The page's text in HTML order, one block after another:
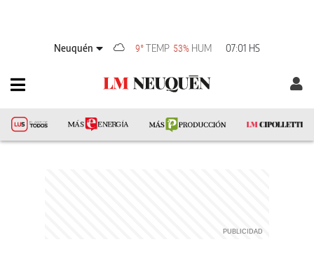
Neuquén 9°TEMP 53% HUM 07:01 HS